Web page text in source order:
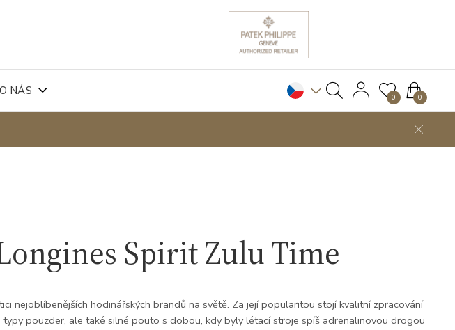
O NÁS 0 0
Spirit Zulu Time
nejoblíbenějších hodinářských brandů na světě. Za její popularitou stojí kvalitní zpracování
pouzder, ale také silné pouto s dobou, kdy byly létací stroje spíš adrenalinovou drogou